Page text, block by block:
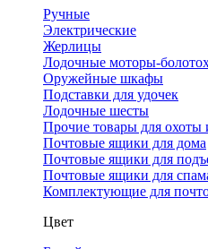
Ручные
Электрические
Жерлицы
Лодочные моторы-
Оружейные шкафы
Подставки для удочек
Лодочные шесты
Прочие товары для охоты
Почтовые ящики для дома
Почтовые ящики для
Почтовые ящики для
Комплектующие для
Цвет